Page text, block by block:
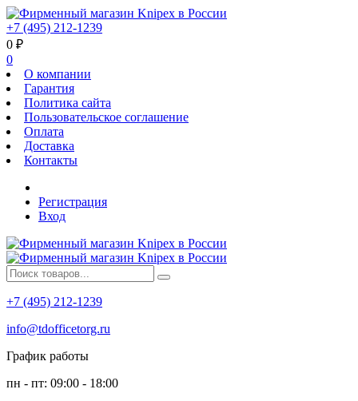
+7 (495) 212-1239
0 ₽
0
О компании
Гарантия
Политика сайта
Пользовательское соглашение
Оплата
Доставка
Контакты
Регистрация
Вход
+7 (495) 212-1239
info@tdofficetorg.ru
График работы
пн - пт: 09:00 - 18:00